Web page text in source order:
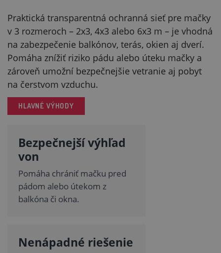
Praktická transparentná ochranná sieť pre mačky
v 3 rozmeroch – 2x3, 4x3 alebo 6x3 m – je vhodná
na zabezpečenie balkónov, terás, okien aj dverí.
Pomáha znížiť riziko pádu alebo úteku mačky a
zároveň umožní bezpečnejšie vetranie aj pobyt
na čerstvom vzduchu.
HLAVNÉ VÝHODY
Bezpečnejší výhľad
von
Pomáha chrániť mačku pred
pádom alebo útekom z
balkóna či okna.
Nenápadné riešenie